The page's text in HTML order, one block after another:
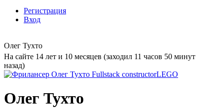
Регистрация
Вход
Олег Тухто
На сайте 14 лет и 10 месяцев (заходил 11 часов 50 минут
назад)
Олег Тухто